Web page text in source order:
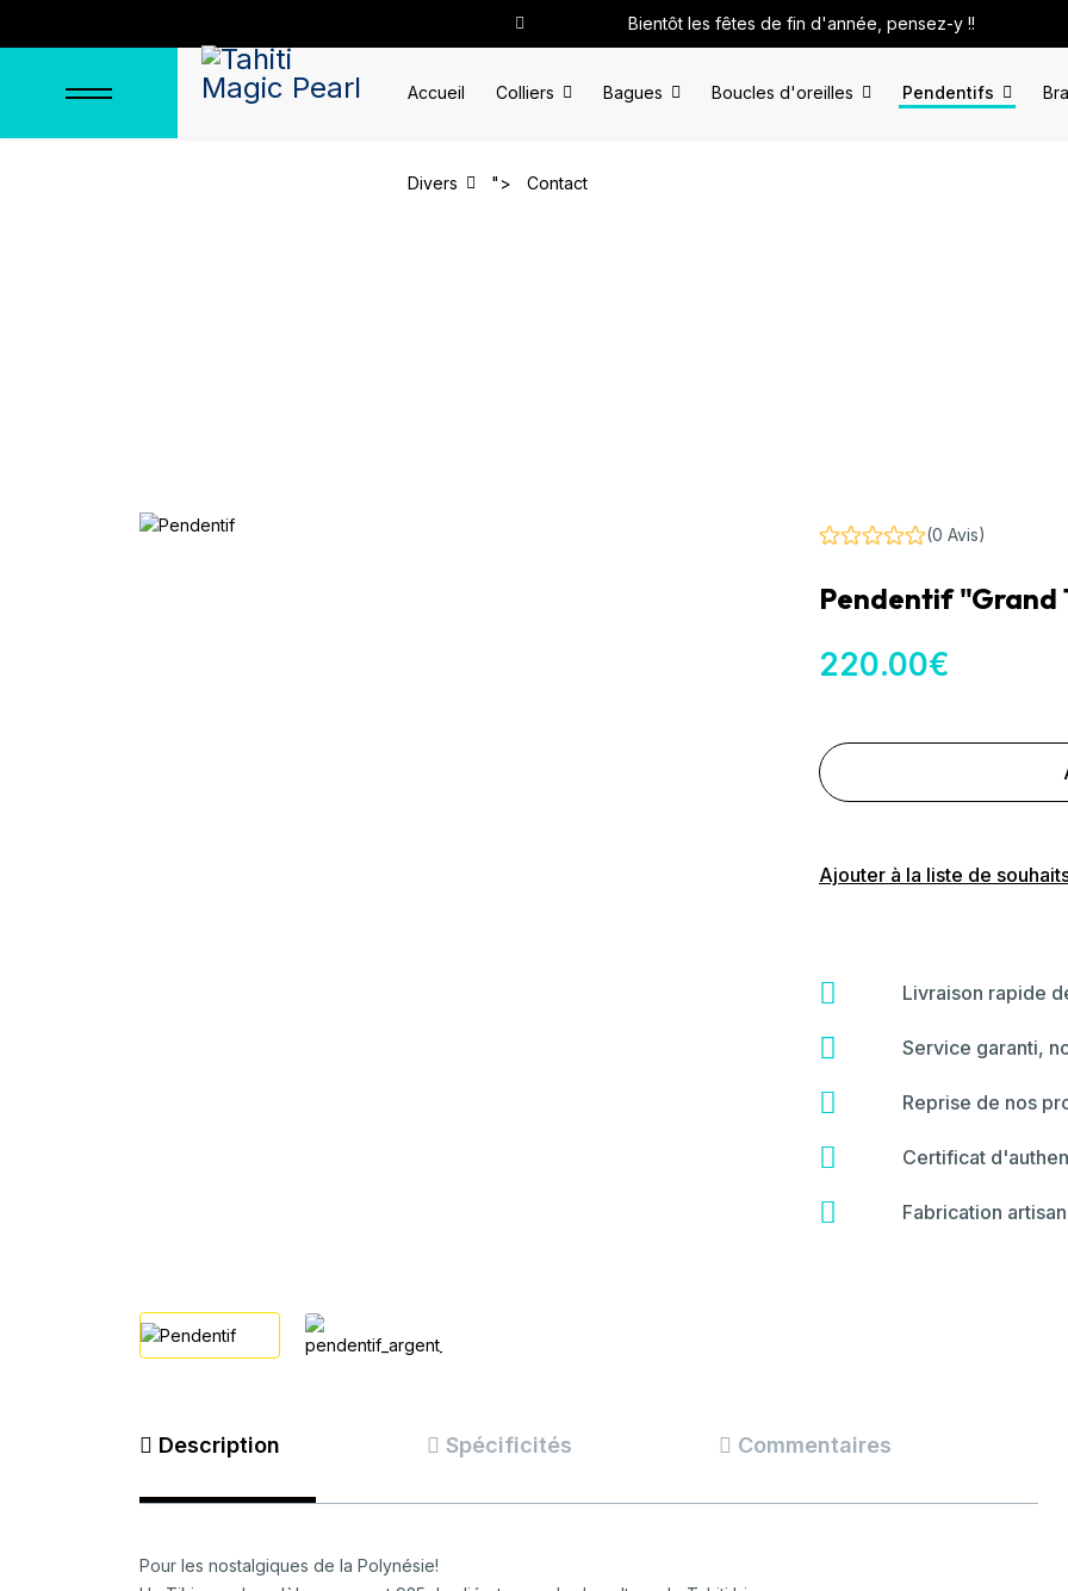
Bientôt les fêtes de fin d'année, pensez-y !!
Accueil Colliers Bagues Boucles d'oreilles Pendentifs
Divers "> Contact
(0 Avis)
Pendentif "Grand
220.00€
Ajouter à la liste de
shipping-
Livraison rapide
Service garanti,
Reprise de nos
certificate
Certificat
Fabrication
Description Spécificités Commentaires
Pour les nostalgiques de la Polynésie!